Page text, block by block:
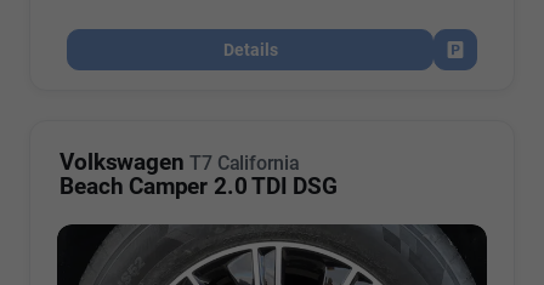
Details
Fahrzeug
Volkswagen T7 California
Beach Camper 2.0 TDI DSG